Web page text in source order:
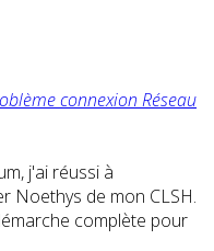
connexion Réseau
j'ai réussi à
Noethys de mon CLSH.
complète pour